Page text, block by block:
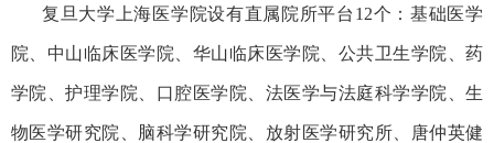
复旦大学上海医学院设有直属院所平台12个：基础医学
院、中山临床医学院、华山临床医学院、公共卫生学院、药
学院、护理学院、口腔医学院、 法医学与法庭科学学院 、生
物医学研究院、脑科学研究院、放射医学研究所、 唐仲英健